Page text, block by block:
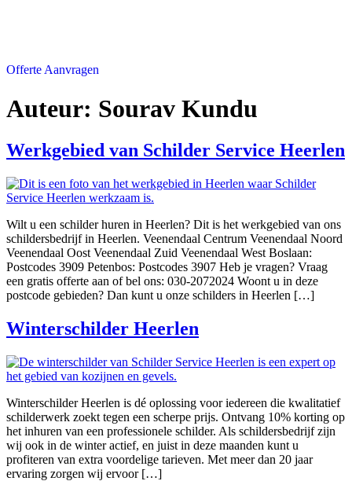
Offerte Aanvragen
Auteur: Sourav Kundu
Werkgebied van Schilder Service Heerlen
Wilt u een schilder huren in Heerlen? Dit is het werkgebied van ons
schildersbedrijf in Heerlen. Veenendaal Centrum Veenendaal Noord
Veenendaal Oost Veenendaal Zuid Veenendaal West Boslaan:
Postcodes 3909 Petenbos: Postcodes 3907 Heb je vragen? Vraag
een gratis offerte aan of bel ons: 030-2072024 Woont u in deze
postcode gebieden? Dan kunt u onze schilders in Heerlen […]
Winterschilder Heerlen
Winterschilder Heerlen is dé oplossing voor iedereen die kwalitatief
schilderwerk zoekt tegen een scherpe prijs. Ontvang 10% korting op
het inhuren van een professionele schilder. Als schildersbedrijf zijn
wij ook in de winter actief, en juist in deze maanden kunt u
profiteren van extra voordelige tarieven. Met meer dan 20 jaar
ervaring zorgen wij ervoor […]